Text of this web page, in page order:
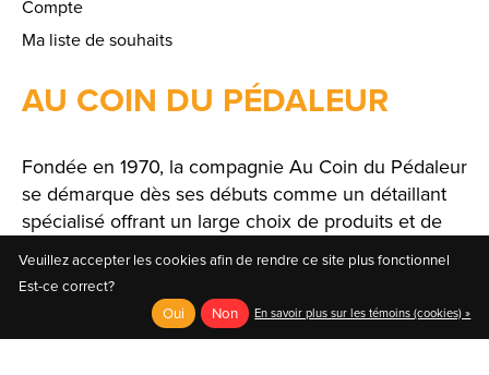
Compte
Ma liste de souhaits
AU COIN DU PÉDALEUR
Fondée en 1970, la compagnie Au Coin du Pédaleur
se démarque dès ses débuts comme un détaillant
spécialisé offrant un large choix de produits et de
solutions.
Veuillez accepter les cookies afin de rendre ce site plus fonctionnel
Est-ce correct?
Oui
Non En savoir plus sur les témoins (cookies) »